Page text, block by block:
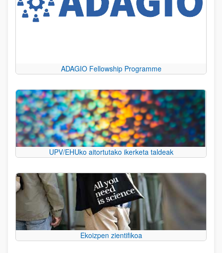
ADAGIO Fellowship Programme
UPV/EHUko aitortutako ikerketa taldeak
Ekoizpen zientifikoa